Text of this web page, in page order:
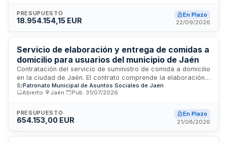
responsable de la elaboración y prestación de alimentos,
bebidas y servicios complementarios, garantizando la
de normativas de sostenibilidad ambiental.
PRESUPUESTO
18.954.154,15 EUR
En Plazo
22/09/2026
Servicio de elaboración y entrega de comidas a
domicilio para usuarios del municipio de Jaén
Contratación del servicio de suministro de comida a domicilio
en la ciudad de Jaén. El contrato comprende la elaboración y
entrega de comidas para los usuarios del Servicio de
Comida a Domicilio, estableciendo las obligaciones,
asumir y desarrollar el contratista adjudicatario.
Patronato Municipal de Asuntos Sociales de Jaén
Abierto
Jaén Pub. 31/07/2026
PRESUPUESTO
654.153,00 EUR
En Plazo
21/08/2026